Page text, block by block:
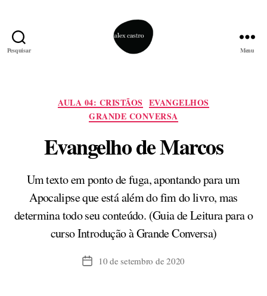
Pesquisar Menu
Categorias
AULA 04: CRISTÃOS EVANGELHOS
GRANDE CONVERSA
Evangelho de Marcos
Um texto em ponto de fuga, apontando para um
Apocalipse que está além do fim do livro, mas
determina todo seu conteúdo. (Guia de Leitura para o
curso Introdução à Grande Conversa)
Data10 de setembro de 2020